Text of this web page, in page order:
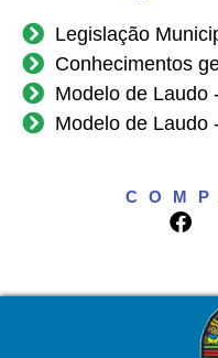
Legislação
Conhecimentos
Modelo de Laudo
Modelo de Laudo